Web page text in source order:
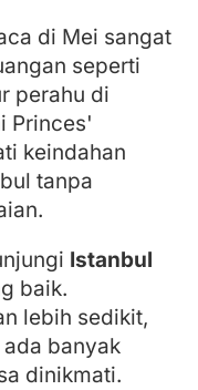
di Mei sangat
seperti
perahu di
Princes'
keindahan
tanpa
Istanbul
baik.
lebih sedikit,
banyak
dinikmati.